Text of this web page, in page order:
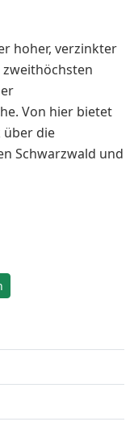
hoher, verzinkter
Von hier bietet
über die
Schwarzwald und